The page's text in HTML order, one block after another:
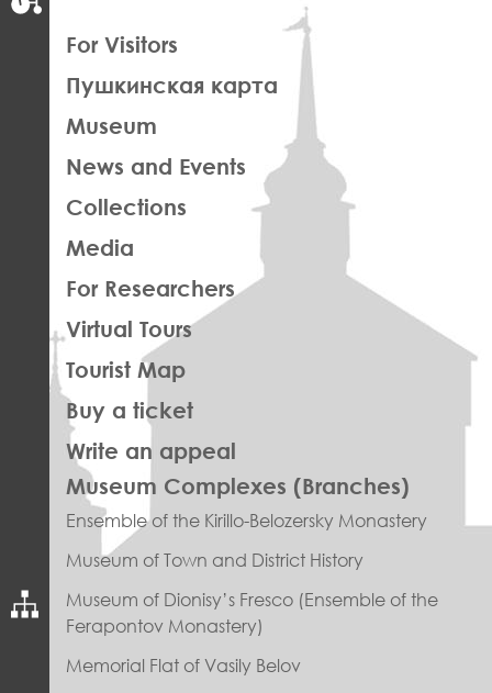
ЛЕВАЯ
ФУТЕР
For Visitors
Пушкинская карта
Museum
News and Events
Collections
Media
For Researchers
Virtual Tours
Tourist Map
Buy a ticket
Write an appeal
ПРАВОЕ
МЕНЮ
ФУТЕР
Museum Complexes (Branches)
Ensemble of the Kirillo-Belozersky Monastery
Museum of Town and District History
Museum of Dionisy’s Fresco (Ensemble of the
Ferapontov Monastery)
Memorial Flat of Vasily Belov